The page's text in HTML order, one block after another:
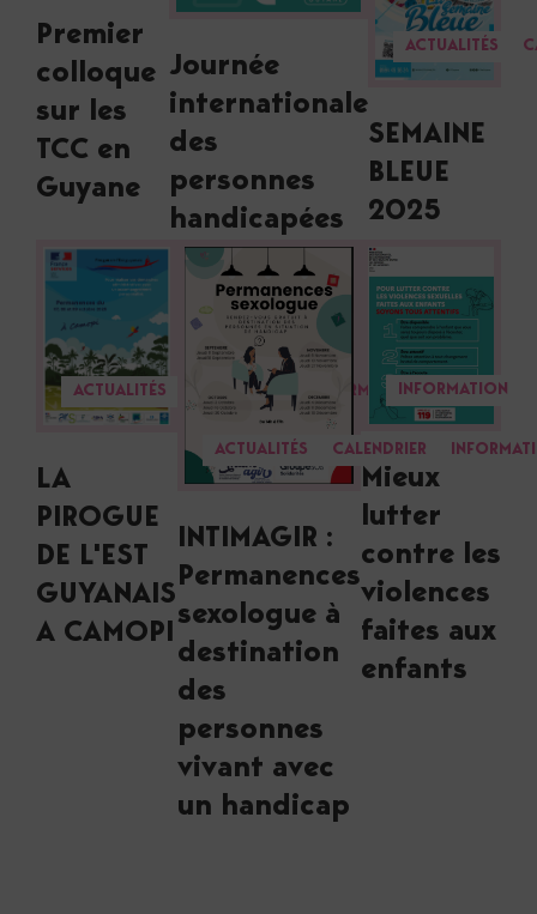
Premier
colloque
sur les
TCC en
Guyane
Journée
internationale
des
personnes
handicapées
ACTUALITÉS
SEMAINE
BLEUE
2025
ACTUALITÉS CALENDRIER INFORMATION
LA
PIROGUE
DE L'EST
GUYANAIS
A CAMOPI
ACTUALITÉS CALENDRIER
INTIMAGIR :
Permanences
sexologue à
destination
des
personnes
vivant avec
un handicap
INFORMATION
Mieux
lutter
contre les
violences
faites aux
enfants